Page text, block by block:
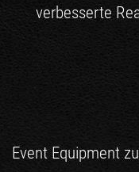
verbesserte
Event Equipment